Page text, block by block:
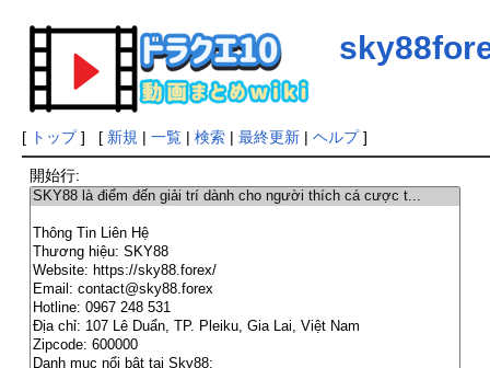
[ トップ] [ 新規 | 一覧| 検索| 最終更新| ヘルプ]
開始行: